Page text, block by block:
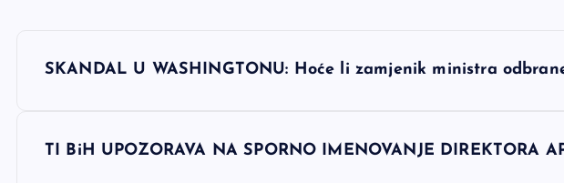
NSKANDAL U WASHINGTONU: Hoće li zamjenik ministra
TI BiH UPOZORAVA NA SPORNO IMENOVANJE DIREKTORA